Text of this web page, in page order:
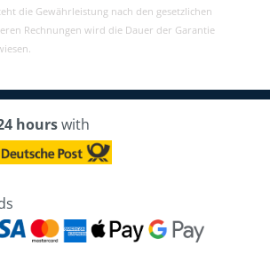
die Gewährleistung nach den gesetzlichen
Rechnungen wird die Dauer der Garantie
hourswith